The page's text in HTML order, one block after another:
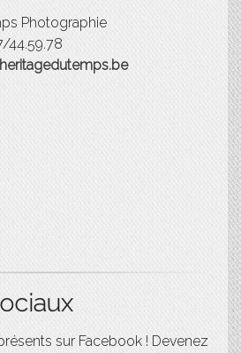
Photographie
44.59.78
sur Facebook ! Devenez